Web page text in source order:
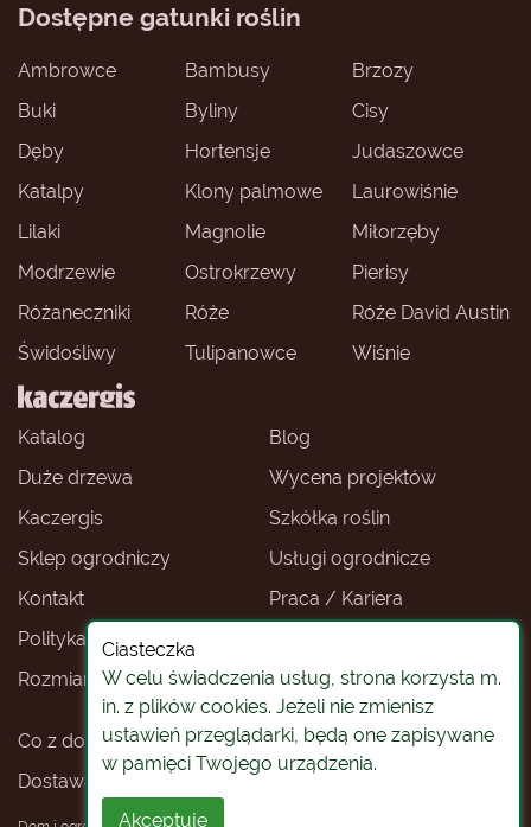
Ciasteczka
W celu świadczenia usług, strona korzysta m.
in. z plików cookies. Jeżeli nie zmienisz
ustawień przeglądarki, będą one zapisywane
w pamięci Twojego urządzenia.
Akceptuję
Katalog
Blog
Duże drzewa
Wycena projektów
Kaczergis
Szkółka roślin
Sklep ogrodniczy
Usługi ogrodnicze
Kontakt
Praca / Kariera
Polityka prywatności
Rozmiary roślin
Sklep ogrodniczy -
Wrocław
Co z doniczkami
Rośliny na pniu
Dostawa roślin
Koszty i warunki dostawy
Dostępne gatunki roślin
Ambrowce Bambusy
Brzozy
Buki
Byliny
Cisy
Dęby
Hortensje
Judaszowce
Katalpy
Klony palmowe
Laurowiśnie
Lilaki
Magnolie
Miłorzęby
Modrzewie
Ostrokrzewy
Pierisy
Różaneczniki
Róże
Róże David Austin
Świdośliwy
Tulipanowce Wiśnie